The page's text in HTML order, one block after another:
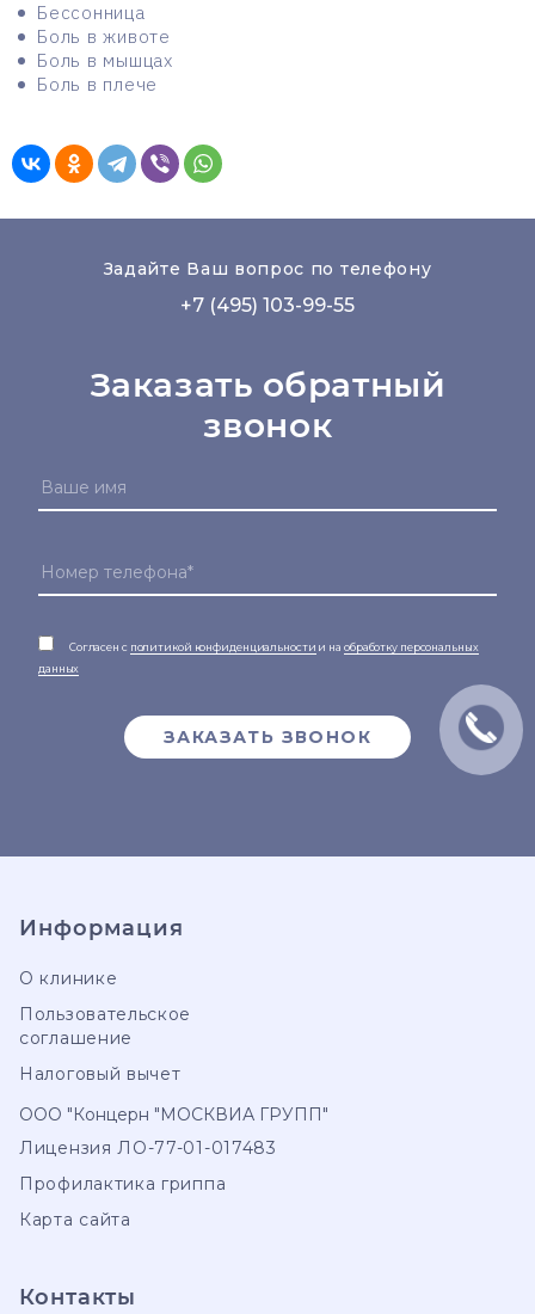
Бессонница
Боль в животе
Боль в мышцах
Боль в плече
Задайте Ваш вопрос по телефону
+7 (495) 103-99-55
Заказать обратный
звонок
Согласен с политикой конфиденциальности и на обработку персональных
данных
ЗАКАЗАТЬ ЗВОНОК
Информация
О клинике
Пользовательское
соглашение
Налоговый вычет
ООО "Концерн "МОСКВИА ГРУПП"
Лицензия ЛО-77-01-017483
Профилактика гриппа
Карта сайта
Контакты